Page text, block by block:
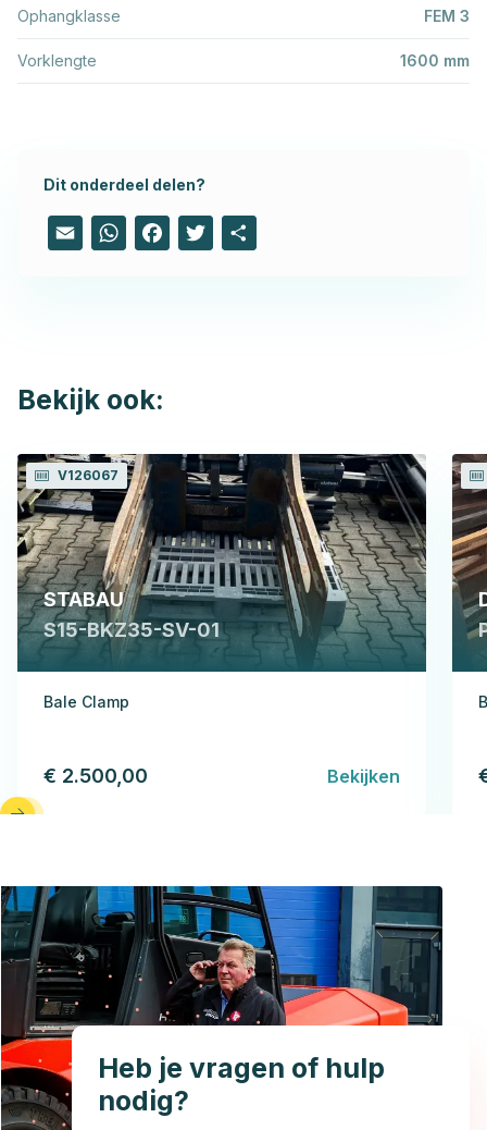
Ophangklasse FEM 3
Vorklengte 1600 mm
Dit onderdeel delen?
Email WhatsAppFacebook
Twitter
Bekijk ook:
V126067
STABAU
S15-BKZ35-SV-01
Bale Clamp
€ 2.500,00 Bekijken
Heb je vragen of hulp
nodig?